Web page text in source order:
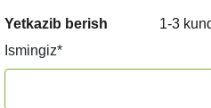
Yetkazib berish
1-3
Ismingiz*